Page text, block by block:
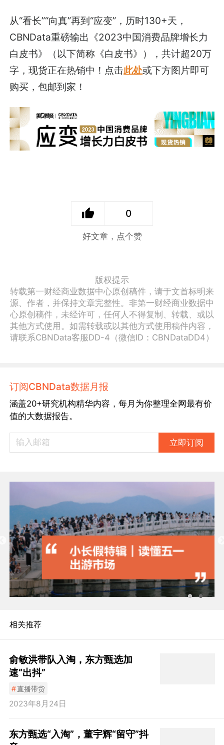
从“看长”“向真”再到“应变”，历时130+天，
CBNData重磅输出《2023中国消费品牌增长力
白皮书》（以下简称《白皮书》），共计超20万
字，现货正在热销中！点击此处或下方图片即可
购买，包邮到家！
0
好文章，点个赞
版权提示
转载第一财经商业数据中心原创稿件，请于文首标明来
源、作者，并保持文章完整性。非第一财经商业数据中
心原创稿件，未经许可，任何人不得复制、转载、或以
其他方式使用。如需转载或以其他方式使用稿件内容，
请联系CBNData客服DD-4（微信ID：CBNDataDD4）
订阅CBNData数据月报
涵盖20+研究机构精华内容，每月为你整理全网最有价
值的大数据报告。
立即订阅
相关推荐
俞敏洪带队入淘，东方甄选加
速“出抖”
#直播带货
2023年8月24日
东方甄选“入淘”，董宇辉“留守”抖